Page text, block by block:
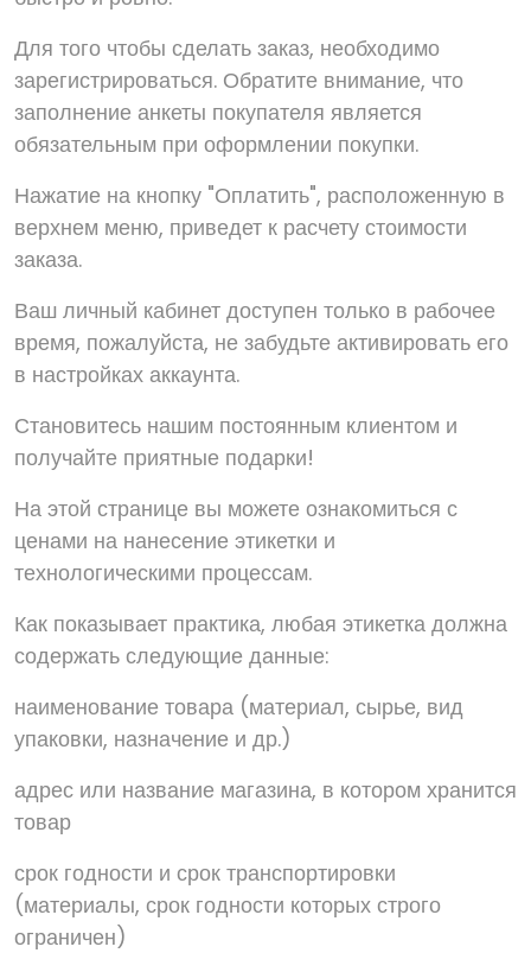
Для того чтобы сделать заказ, необходимо
зарегистрироваться. Обратите внимание, что
заполнение анкеты покупателя является
обязательным при оформлении покупки.
Нажатие на кнопку "Оплатить", расположенную в
верхнем меню, приведет к расчету стоимости
заказа.
Ваш личный кабинет доступен только в рабочее
время, пожалуйста, не забудьте активировать его
в настройках аккаунта.
Становитесь нашим постоянным клиентом и
получайте приятные подарки!
На этой странице вы можете ознакомиться с
ценами на нанесение этикетки и
технологическими процессам.
Как показывает практика, любая этикетка должна
содержать следующие данные:
наименование товара (материал, сырье, вид
упаковки, назначение и др.)
адрес или название магазина, в котором хранится
товар
срок годности и срок транспортировки
(материалы, срок годности которых строго
ограничен)